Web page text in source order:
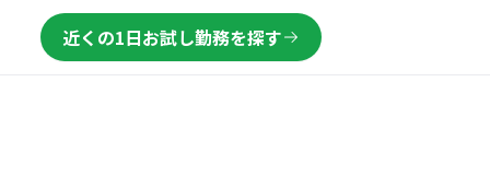
近くの1日お試し勤務を探す